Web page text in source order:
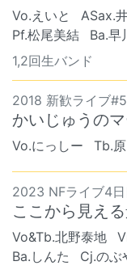
Vo.えいと ASax.
Pf.松尾美結
Ba.早
1,2回生バンド
2018 新歓ライブ
かいじゅうの
Vo.にっしー Tb.
2023 NFライブ4
ここから見え
Vo&Tb.北野泰地
Ba.しんた
Cj.のぶ